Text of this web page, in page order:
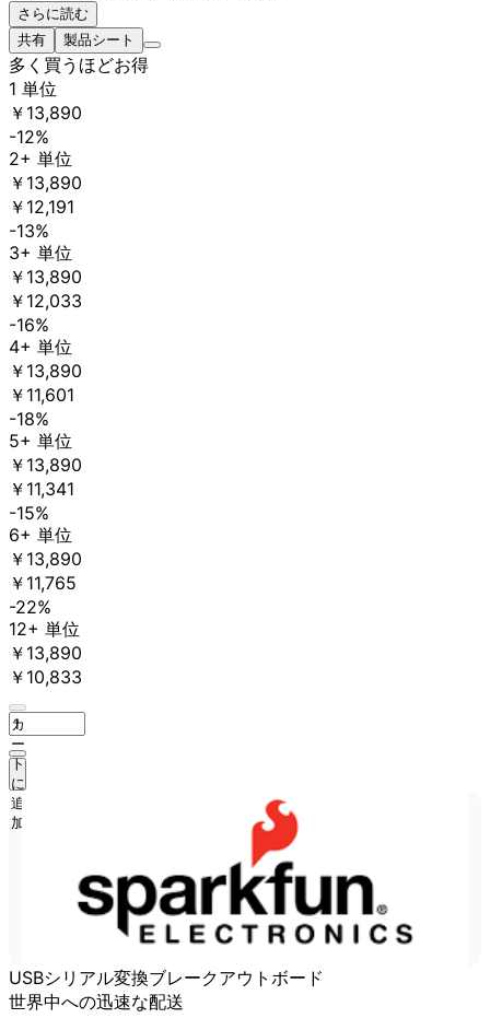
さらに読む
共有
製品シート
多く買うほどお得
1 単位
￥13,890
-12%
2+ 単位
￥13,890
￥12,191
-13%
3+ 単位
￥13,890
￥12,033
-16%
4+ 単位
￥13,890
￥11,601
-18%
5+ 単位
￥13,890
￥11,341
-15%
6+ 単位
￥13,890
￥11,765
-22%
12+ 単位
￥13,890
￥10,833
カ
ー
ト
に
追
加
USBシリアル変換ブレークアウトボード
世界中への迅速な配送